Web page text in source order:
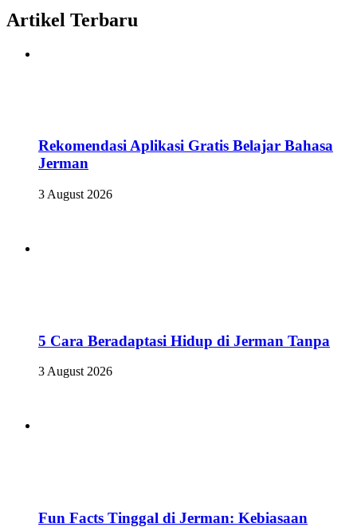
Artikel Terbaru
Rekomendasi Aplikasi Gratis Belajar Bahasa
Jerman
3 August 2026
5 Cara Beradaptasi Hidup di Jerman Tanpa
3 August 2026
Fun Facts Tinggal di Jerman: Kebiasaan